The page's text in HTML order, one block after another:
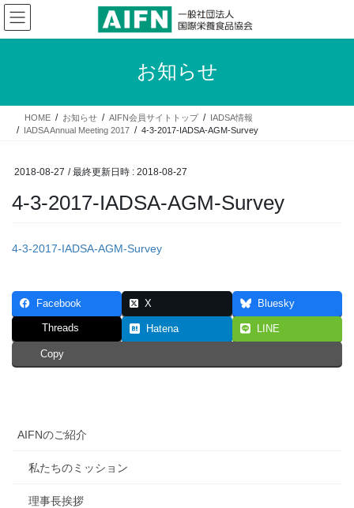
コ
ン
テ
ス
ナ
ビ
ゲ
ン
お知らせ
HOME お知らせ AIFN会員サイトトップ
IADSA情報
IADSA Annual Meeting 2017
4-3-2017-IADSA-AGM-Survey
2018-08-27 / 最終更新日時 : 2018-08-27
4-3-2017-IADSA-AGM-Survey
4-3-2017-IADSA-AGM-Survey
Facebook X Bluesky
Threads Hatena LINE
Copy
AIFNのご紹介
私たちのミッション
理事長挨拶